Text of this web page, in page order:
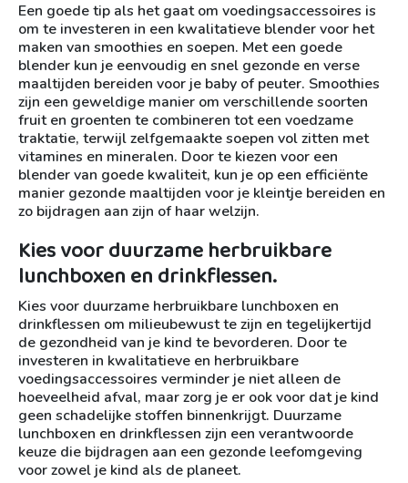
Een goede tip als het gaat om voedingsaccessoires is
om te investeren in een kwalitatieve blender voor het
maken van smoothies en soepen. Met een goede
blender kun je eenvoudig en snel gezonde en verse
maaltijden bereiden voor je baby of peuter. Smoothies
zijn een geweldige manier om verschillende soorten
fruit en groenten te combineren tot een voedzame
traktatie, terwijl zelfgemaakte soepen vol zitten met
vitamines en mineralen. Door te kiezen voor een
blender van goede kwaliteit, kun je op een efficiënte
manier gezonde maaltijden voor je kleintje bereiden en
zo bijdragen aan zijn of haar welzijn.
Kies voor duurzame herbruikbare
lunchboxen en drinkflessen.
Kies voor duurzame herbruikbare lunchboxen en
drinkflessen om milieubewust te zijn en tegelijkertijd
de gezondheid van je kind te bevorderen. Door te
investeren in kwalitatieve en herbruikbare
voedingsaccessoires verminder je niet alleen de
hoeveelheid afval, maar zorg je er ook voor dat je kind
geen schadelijke stoffen binnenkrijgt. Duurzame
lunchboxen en drinkflessen zijn een verantwoorde
keuze die bijdragen aan een gezonde leefomgeving
voor zowel je kind als de planeet.